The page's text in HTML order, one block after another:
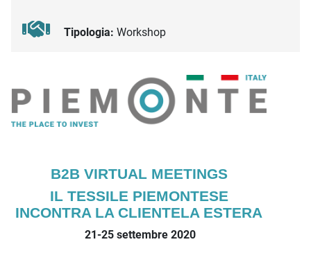
Tipologia: Workshop
B2B VIRTUAL MEETINGS
IL TESSILE PIEMONTESE
INCONTRA LA CLIENTELA ESTERA
21-25 settembre 2020